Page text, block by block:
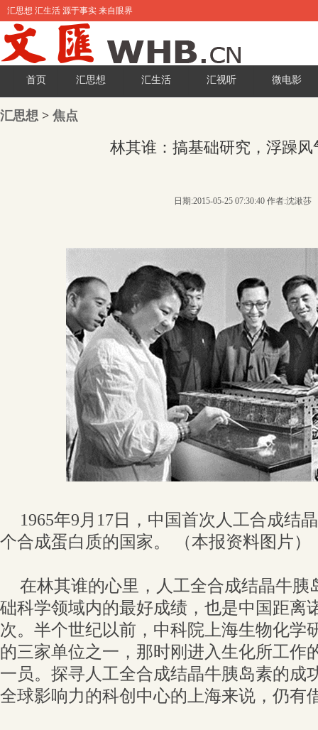
汇思想 汇生活 源于事实 来自眼界
首页 汇思想 汇生活 汇视听 微电影
汇思想 > 焦点
林其谁：搞基础研究，浮躁风
日期:2015-05-25 07:30:40 作者:沈湫莎
1965年9月17日，中国首次人工合成结
个合成蛋白质的国家。 （本报资料图片）
在林其谁的心里，人工全合成结晶牛胰
础科学领域内的最好成绩，也是中国距离
次。半个世纪以前，中科院上海生物化学
的三家单位之一，那时刚进入生化所工作
一员。探寻人工全合成结晶牛胰岛素的成
全球影响力的科创中心的上海来说，仍有